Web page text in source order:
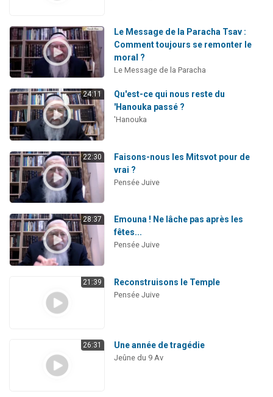
Le Message de la Paracha Tsav :
Comment toujours se remonter le
moral ?
Le Message de la Paracha
24:11
Qu'est-ce qui nous reste du
'Hanouka passé ?
'Hanouka
22:30
Faisons-nous les Mitsvot pour de
vrai ?
Pensée Juive
28:37
Emouna ! Ne lâche pas après les
fêtes...
Pensée Juive
21:39 Reconstruisons le Temple
Pensée Juive
26:31 Une année de tragédie
Jeûne du 9 Av